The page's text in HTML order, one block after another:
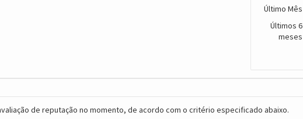
Último Mês
Últimos 6
meses
de reputação no momento, de acordo com o critério especificado abaixo.